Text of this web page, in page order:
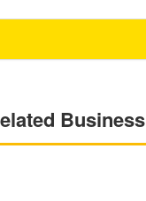
Business